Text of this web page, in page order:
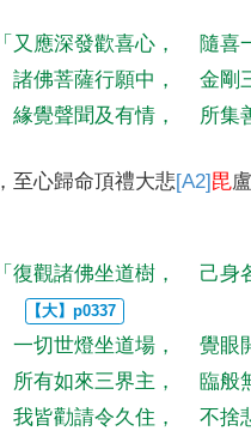
「 又應深發歡喜心 ，
隨喜
諸佛菩薩行願中 ，
金剛
緣覺聲聞及有情 ， 所集
， 至心歸命頂禮大悲[A2] 毘
「復觀諸佛坐道樹 ， 己身
一切世燈坐道場 ，
覺眼
所有如來三界主 ，
臨般
我皆勸請令久住 ， 不捨